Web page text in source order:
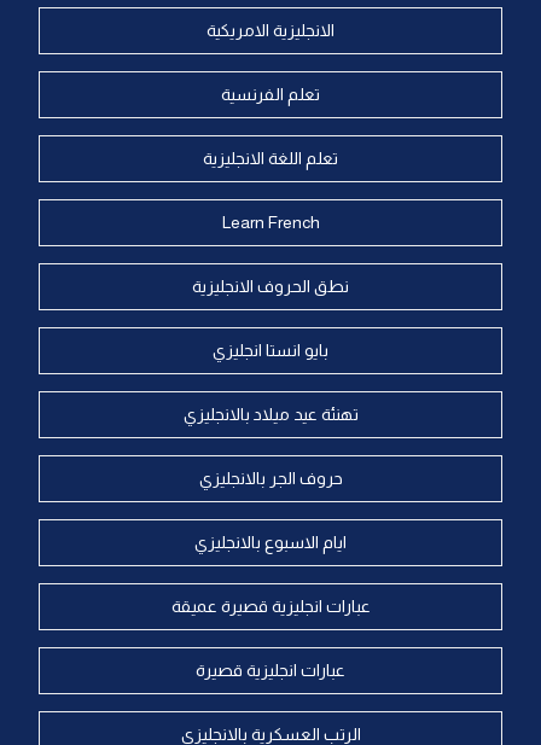
الانجليزية الامريكية
تعلم الفرنسية
تعلم اللغة الانجليزية
Learn French
نطق الحروف الانجليزية
بايو انستا انجليزي
تهنئة عيد ميلاد بالانجليزي
حروف الجر بالانجليزي
ايام الاسبوع بالانجليزي
عبارات انجليزية قصيرة عميقة
عبارات انجليزية قصيرة
الرتب العسكرية بالانجليزي